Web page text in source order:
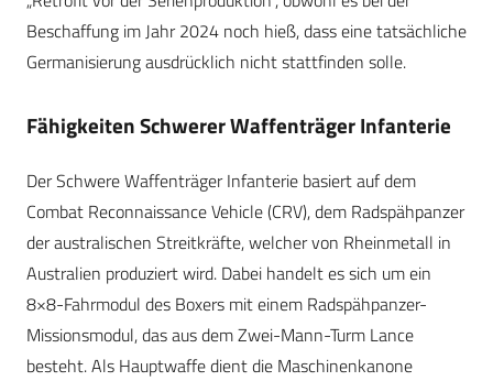
Beschaffung im Jahr 2024 noch hieß, dass eine tatsächliche
Germanisierung ausdrücklich nicht stattfinden solle.
Fähigkeiten Schwerer Waffenträger Infanterie
Der Schwere Waffenträger Infanterie basiert auf dem
Combat Reconnaissance Vehicle (CRV), dem Radspähpanzer
der australischen Streitkräfte, welcher von Rheinmetall in
Australien produziert wird. Dabei handelt es sich um ein
8×8-Fahrmodul des Boxers mit einem Radspähpanzer-
Missionsmodul, das aus dem Zwei-Mann-Turm Lance
besteht. Als Hauptwaffe dient die Maschinenkanone